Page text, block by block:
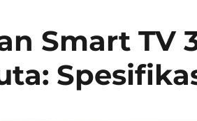
Smart TV